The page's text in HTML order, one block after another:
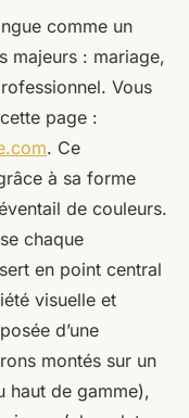
comme un
majeurs : mariage,
Vous
page :
. Ce
à sa forme
de couleurs.
chaque
en point central
visuelle et
d’une
montés sur un
haut de gamme),